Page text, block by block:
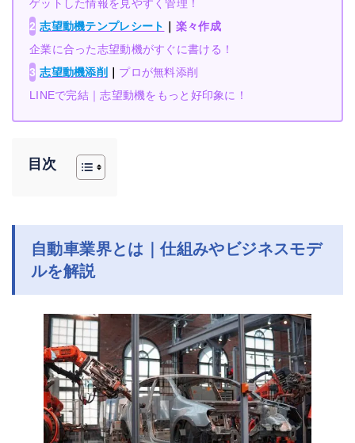
ゲットした情報を見やすく管理！
2 志望動機テンプレシート
楽々作成
企業に合った志望動機がすぐに書ける！
3 志望動機添削
プロが無料添削
LINEで完結｜志望動機をもっと好印象に！
目次
自動車業界とは｜仕組みやビジネスモデ
ルを解説